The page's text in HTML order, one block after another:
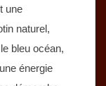
une
naturel,
bleu océan,
énergie